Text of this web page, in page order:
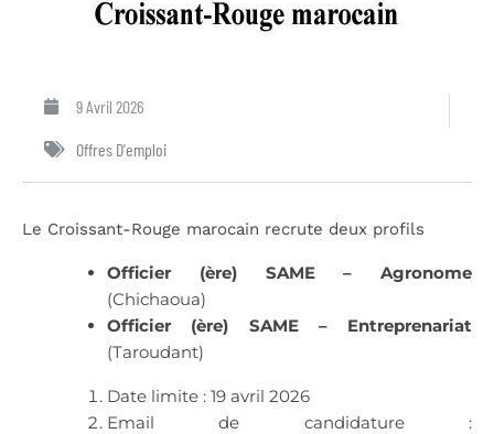
9 Avril 2026
Offres D'emploi
Le Croissant-Rouge marocain recrute deux profils
Officier (ère) SAME – Agronome
(Chichaoua)
Officier (ère) SAME – Entreprenariat
(Taroudant)
Date limite : 19 avril 2026
Email de candidature :